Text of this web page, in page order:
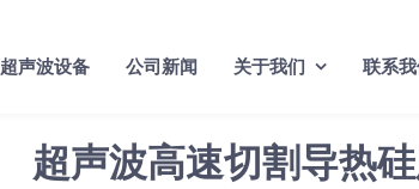
超声波设备 公司新闻 关于我们 联系
超声波高速切割导热